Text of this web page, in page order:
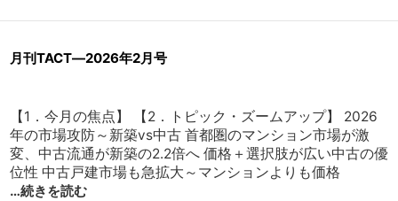
月刊TACT―2026年2月号
【1．今月の焦点】 【2．トピック・ズームアップ】 2026
年の市場攻防～新築vs中古 首都圏のマンション市場が激
変、中古流通が新築の2.2倍へ 価格＋選択肢が広い中古の優
位性 中古戸建市場も急拡大～マンションよりも価格
…続きを読む